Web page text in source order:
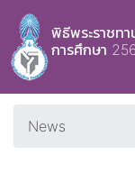
พิธีพระราชท
การศึกษา
News